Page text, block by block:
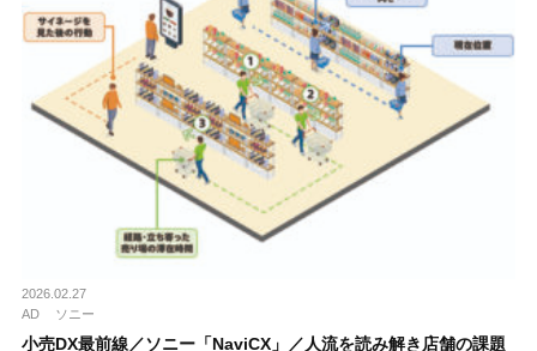
2026.02.27
AD
ソニー
小売DX最前線／ソニー「NaviCX」／人流を読み解き店舗の課題